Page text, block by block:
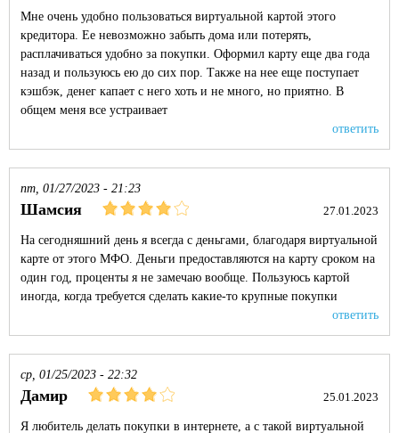
Мне очень удобно пользоваться виртуальной картой этого
кредитора. Ее невозможно забыть дома или потерять,
расплачиваться удобно за покупки. Оформил карту еще два года
назад и пользуюсь ею до сих пор. Также на нее еще поступает
кэшбэк, денег капает с него хоть и не много, но приятно. В
общем меня все устраивает
ответить
пт, 01/27/2023 - 21:23
Шамсия 27.01.2023
На сегодняшний день я всегда с деньгами, благодаря виртуальной
карте от этого МФО. Деньги предоставляются на карту сроком на
один год, проценты я не замечаю вообще. Пользуюсь картой
иногда, когда требуется сделать какие-то крупные покупки
ответить
ср, 01/25/2023 - 22:32
Дамир 25.01.2023
Я любитель делать покупки в интернете, а с такой виртуальной